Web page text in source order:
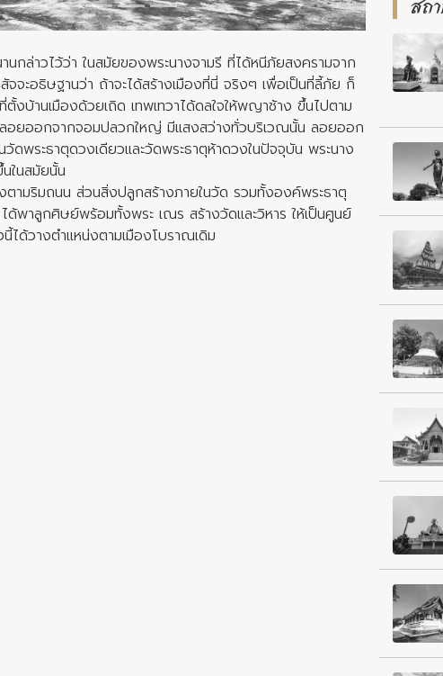
กล่าวไว้ว่า ในสมัยของพระนางจามรี ที่ได้หนีภัยสงครามจาก
จะอธิษฐานว่า ถ้าจะได้สร้างเมืองที่นี่ จริงๆ เพื่อเป็นที่ลี้ภัย ก็
บ้านเมืองด้วยเถิด เทพเทวาได้ดลใจให้พญาช้าง ขึ้นไปตาม
อยออกจากจอมปลวกใหญ่ มีแสงสว่างทั่วบริเวณนั้น ลอยออก
ดพระธาตุดวงเดียวและวัดพระธาตุห้าดวงในปัจจุบัน พระนาง
ในสมัยนั้น
ามริมถนน ส่วนสิ่งปลูกสร้างภายในวัด รวมทั้งองค์พระธาตุ
พาลูกศิษย์พร้อมทั้งพระ เณร สร้างวัดและวิหาร ให้เป็นศูนย์
ได้วางตำแหน่งตามเมืองโบราณเดิม
สถ